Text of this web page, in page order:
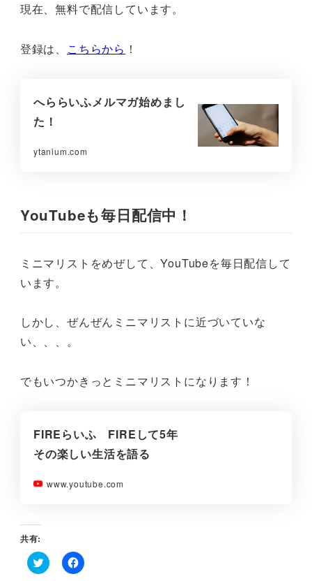
現在、無料で配信しています。
登録は、 こちらから ！
へららいふメルマガ始めまし
た！
ytanium.com
YouTubeも毎日配信中！
ミニマリストをめぜして、YouTubeを毎日配信して
います。
しかし、ぜんぜんミニマリストに近づいていな
い、、、。
でもいつかきっとミニマリストになります！
FIREらいふ FIREして5年
その楽しい生活を語る
www.youtube.com
共有:
ク F